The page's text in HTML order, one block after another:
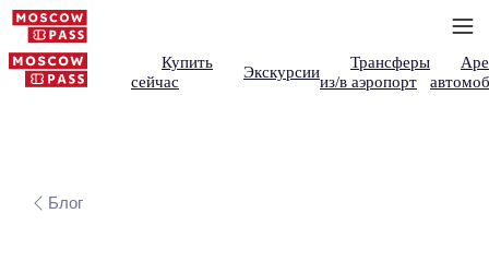
Купить
сейчас
Экскурсии
Трансферы
из/в аэропорт
Блог